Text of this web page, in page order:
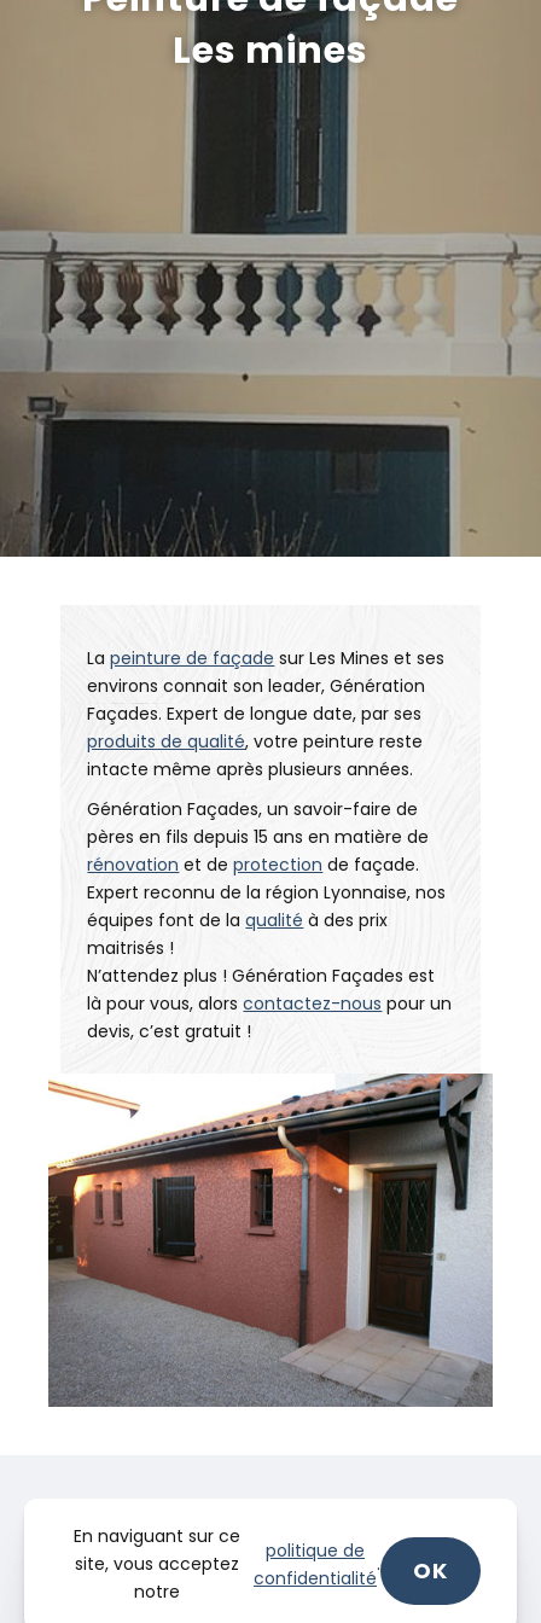
En naviguant sur ce
site, vous acceptez
notre
politique de
confidentialité
. OK
Les mines
Lapeinture de façade sur Les Mines et ses
environs connait son leader, Génération
Façades. Expert de longue date, par ses
produits de qualité, votre peinture reste
intacte même après plusieurs années.
Génération Façades, un savoir-faire de
pères en fils depuis 15 ans en matière de
rénovation et deprotection de façade.
Expert reconnu de la région Lyonnaise, nos
équipes font de laqualité à des prix
maitrisés !
N’attendez plus ! Génération Façades est
là pour vous, alorscontactez-nous pour un
devis, c’est gratuit !